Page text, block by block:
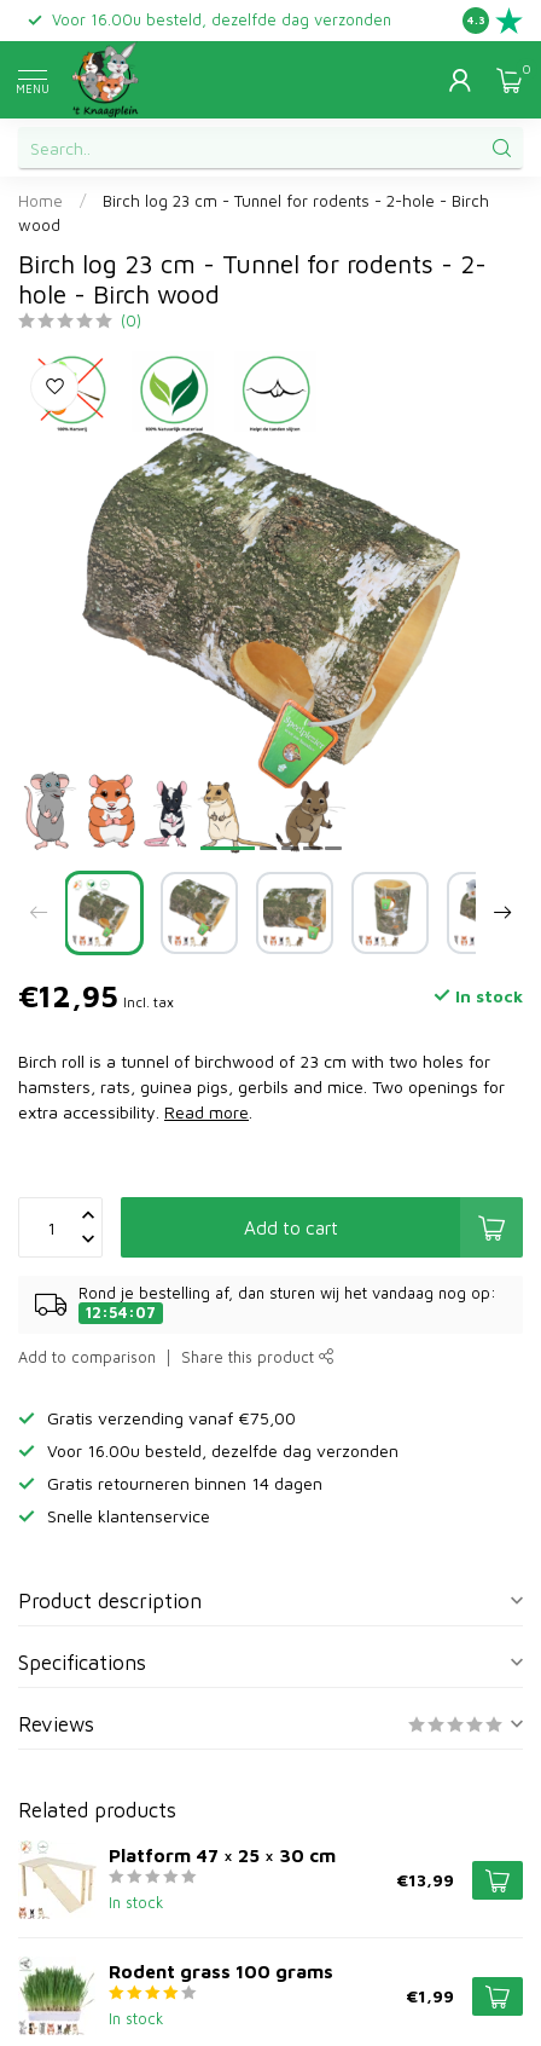
Voor 16.00u besteld, dezelfde dag verzonden Gratis
4.3
MENU
0
Home /
Birch log 23 cm - Tunnel for rodents - 2-hole - Birch
wood
Birch log 23 cm - Tunnel for rodents - 2-
hole - Birch wood
(0)
€12,95 Incl. tax In stock
Birch roll is a tunnel of birchwood of 23 cm with two holes for
hamsters, rats, guinea pigs, gerbils and mice. Two openings for
extra accessibility. Read more
Add to cart
Rond je bestelling af, dan sturen wij het vandaag nog op:
12:54:07
Add to comparison Share this product
Gratis verzending vanaf €75,00
Voor 16.00u besteld, dezelfde dag verzonden
Gratis retourneren binnen 14 dagen
Snelle klantenservice
Product description
Specifications
Reviews
Related products
Platform 47 × 25 × 30 cm
In stock
€13,99
Rodent grass 100 grams
In stock
€1,99